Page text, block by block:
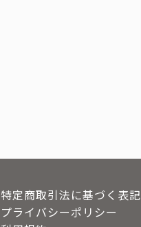
特定商取引法に基づく表記
プライバシーポリシー